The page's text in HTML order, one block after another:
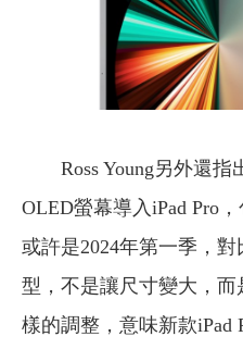
Ross Young另外還
OLED螢幕導入iPad Pro
或許是2024年第一季，
型，不是讓尺寸變大，
樣的調整，意味新款iPad